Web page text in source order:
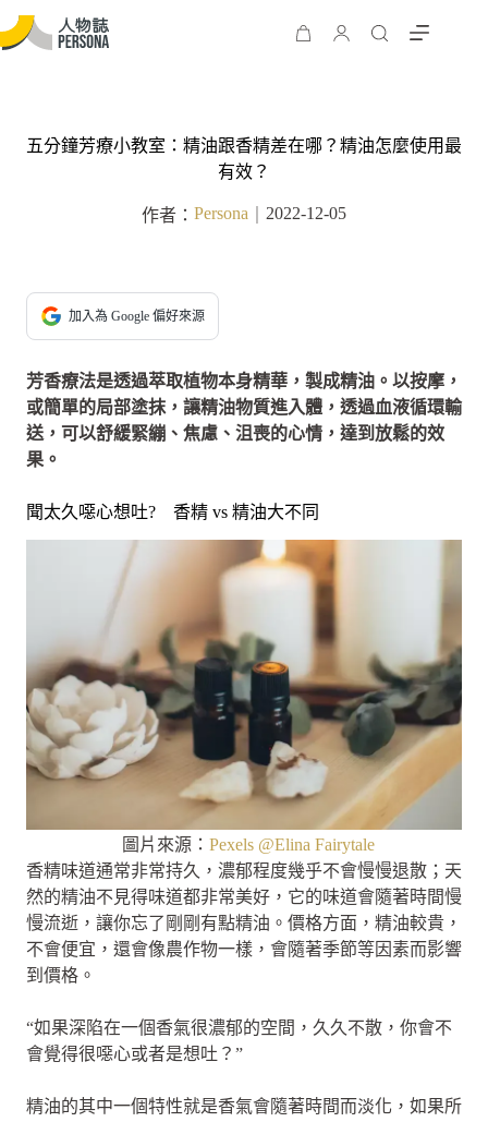
五分鐘芳療小教室：精油跟香精差在哪？精油怎麼使用最
有效？
作者： Persona 2022-12-05
加入為 Google 偏好來源
芳香療法是透過萃取植物本身精華，製成精油。以按摩，
或簡單的局部塗抹，讓精油物質進入體，透過血液循環輸
送，可以舒緩緊繃、焦慮、沮喪的心情，達到放鬆的效
果。
聞太久噁心想吐? 香精 vs 精油大不同
圖片來源： Pexels @Elina Fairytale
香精味道通常非常持久，濃郁程度幾乎不會慢慢退散；天
然的精油不見得味道都非常美好，它的味道會隨著時間慢
慢流逝，讓你忘了剛剛有點精油。價格方面，精油較貴，
不會便宜，還會像農作物一樣，會隨著季節等因素而影響
到價格。
“如果深陷在一個香氣很濃郁的空間，久久不散，你會不
會覺得很噁心或者是想吐？”
精油的其中一個特性就是香氣會隨著時間而淡化，如果所